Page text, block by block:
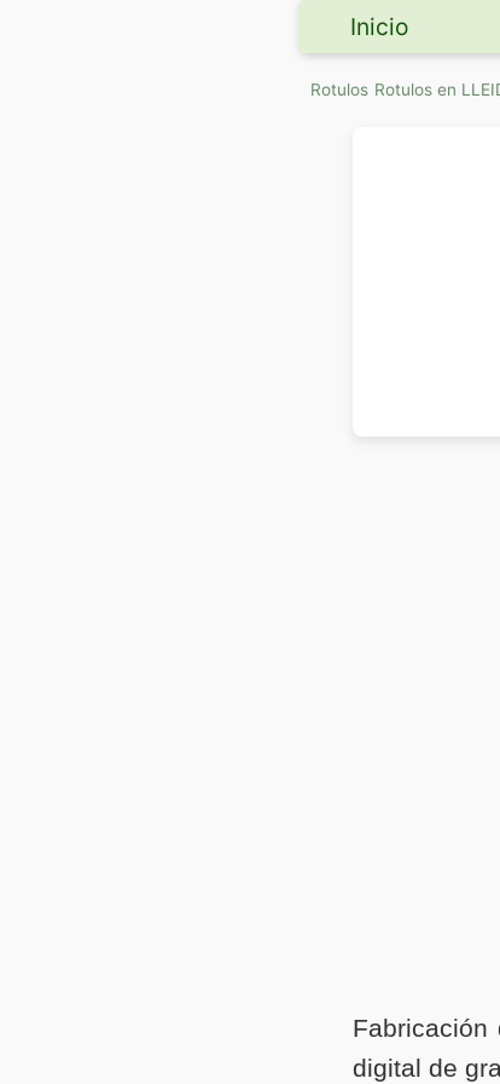
Inicio
Rotulos Rotulos en
digital de